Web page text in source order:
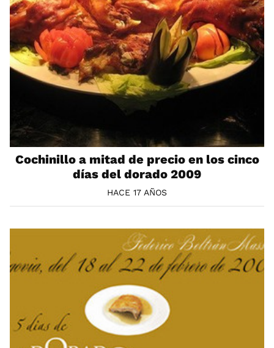
Cochinillo a mitad de precio en los cinco
días del dorado 2009
HACE 17 AÑOS